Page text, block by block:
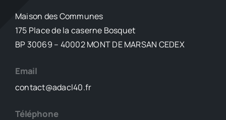
Maison des Communes
175 Place de la caserne Bosquet
BP 30069 – 40002 MONT DE MARSAN CEDEX
Email
contact@adacl40.fr
Téléphone